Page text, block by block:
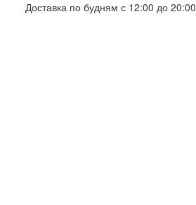
Доставка по будням с 12:00 до 20:00